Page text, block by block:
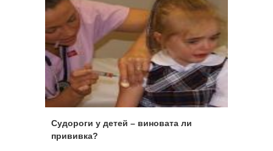
горечи».
Судороги у детей – виновата ли
прививка?